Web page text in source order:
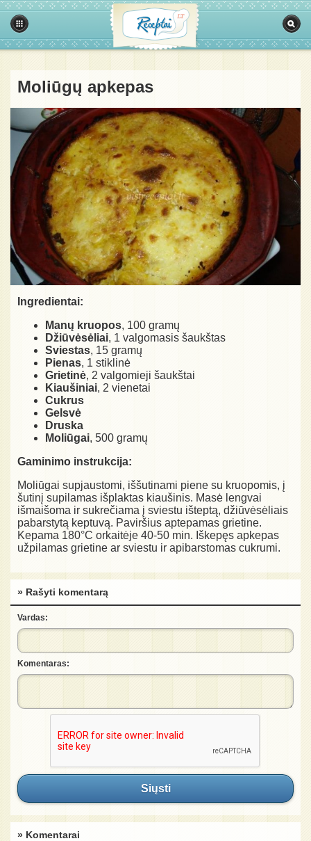
Moliūgų apkepas
Ingredientai:
Manų kruopos, 100 gramų
Džiūvėsėliai, 1 valgomasis šaukštas
Sviestas, 15 gramų
Pienas, 1 stiklinė
Grietinė, 2 valgomieji šaukštai
Kiaušiniai, 2 vienetai
Cukrus
Gelsvė
Druska
Moliūgai, 500 gramų
Gaminimo instrukcija:
Moliūgai supjaustomi, iššutinami piene su kruopomis, į
šutinį supilamas išplaktas kiaušinis. Masė lengvai
išmaišoma ir sukrečiama į sviestu išteptą, džiūvėsėliais
pabarstytą keptuvą. Paviršius aptepamas grietine.
Kepama 180°C orkaitėje 40-50 min. Iškepęs apkepas
užpilamas grietine ar sviestu ir apibarstomas cukrumi.
» Rašyti komentarą
Vardas:
Komentaras:
Siųsti
» Komentarai